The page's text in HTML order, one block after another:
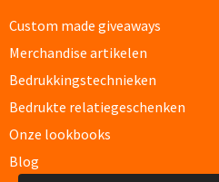
T-shirts bedrukken
Polo shirts bedrukken
Hoodies bedrukken
Alle textiel artikelen
Custom made giveaways
Merchandise artikelen
Bedrukkingstechnieken
Bedrukte relatiegeschenken
Onze lookbooks
Blog